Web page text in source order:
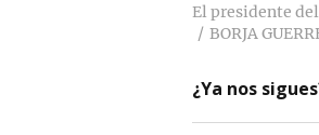
El presidente
BORJA
¿Ya nos